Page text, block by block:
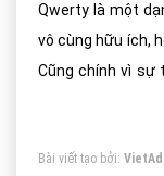
Qwerty là một
vô cùng hữu ích,
Cũng chính vì sự
này chính là tổng
Bài viết tạo bởi: